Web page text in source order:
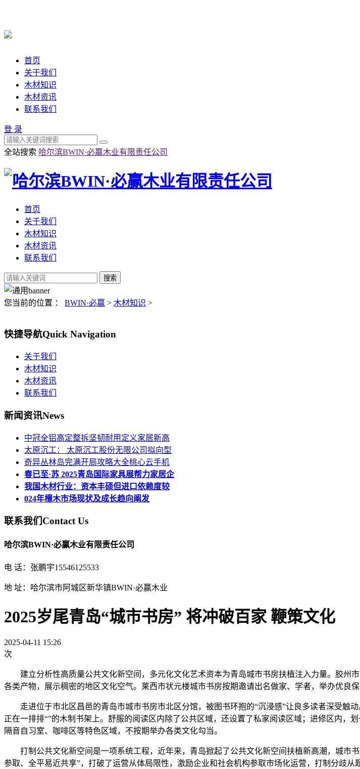
首页
关于我们
木材知识
木材资讯
联系我们
登 录
全站搜索 哈尔滨BWIN·必赢木业有限责任公司
首页
关于我们
木材知识
木材资讯
联系我们
您当前的位置 ： BWIN·必赢 > 木材知识 >
快捷导航Quick Navigation
关于我们
木材知识
木材资讯
联系我们
新闻资讯News
中冠全铝高定整拆坚韧耐用定义家居新高
太原沉工： 太原沉工股份无限公司拟向型
奇异丛林岛完满开局攻略大全桃心云手机
春已至·苏 2025青岛国际家具展帮力家居企
我国木材行业：资本丰硕但进口依赖度较
024年檀木市场现状及成长趋向阐发
联系我们Contact Us
哈尔滨BWIN·必赢木业有限责任公司
电 话：张鹏宇15546125533
地 址：哈尔滨市阿城区新华镇BWIN·必赢木业
2025岁尾青岛“城市书房” 将冲破百家 鞭策文化
2025-04-11 15:26
次
建立分析性高质量公共文化新空间，多元化文化艺术资本为青岛城市书房扶植注入力量。胶州
各类产物，展示稠密的地区文化空气。莱西市状元楼城市书房按期邀请出名做家、学者，举办优良
走进位于市北区昌邑的青岛市城市书房市北区分馆，被图书环抱的“沉浸感”让良多读者深受触
正在一排排“”的木制书架上。舒服的阅读区内除了公共区域，还设置了私家阅读区域；进修区内，
隔音自习室、咖啡区等特色区域，不按期举办各类文化勾当。
打制公共文化新空间是一项系统工程，近年来，青岛掀起了公共文化新空间扶植新高潮，城市
参取、全平易近共享”，打破了运营从体局限性，激励企业和社会机构参取市场化运营，打制分歧